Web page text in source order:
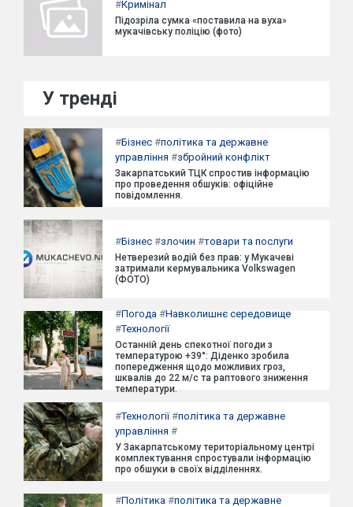
#Кримінал
Підозріла сумка «поставила на вуха»
мукачівську поліцію (фото)
У тренді
#Бізнес #політика та державне
управління #збройний конфлікт
Закарпатський ТЦК спростив інформацію
про проведення обшуків: офіційне
повідомлення.
#Бізнес #злочин #товари та послуги
Нетверезий водій без прав: у Мукачеві
затримали кермувальника Volkswagen
(ФОТО)
#Погода #Навколишнє середовище
#Технології
Останній день спекотної погоди з
температурою +39°: Діденко зробила
попередження щодо можливих гроз,
шквалів до 22 м/с та раптового зниження
температури.
#Технології#політика та державне
управління #
У Закарпатському територіальному центрі
комплектування спростували інформацію
про обшуки в своїх відділеннях.
#Політика #політика та державне